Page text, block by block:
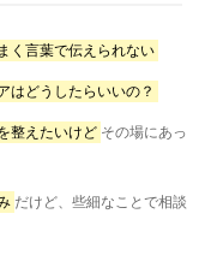
く言葉で伝えられない
はどうしたらいいの？
整えたいけど その場にあっ
だけど、些細なことで相談